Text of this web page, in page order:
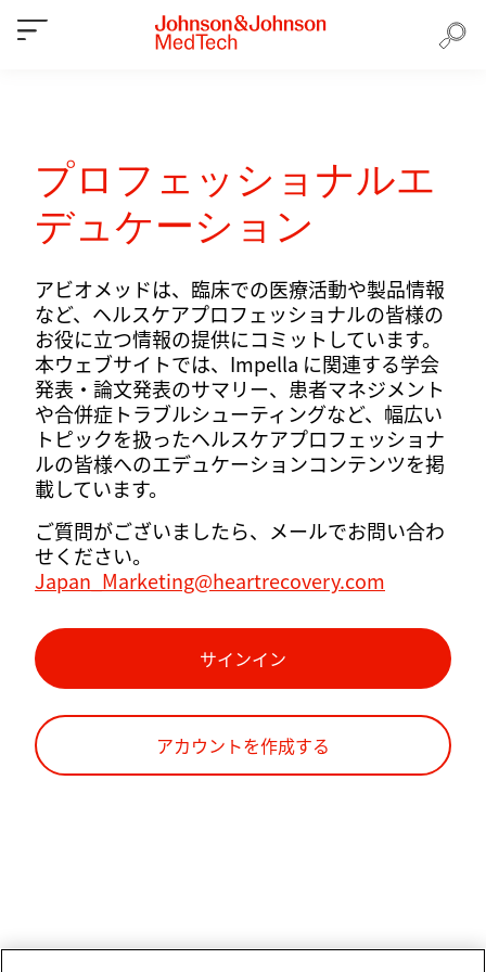
プロフェッショナルエ
デュケーション
アビオメッドは、臨床での医療活動や製品情報
など、ヘルスケアプロフェッショナルの皆様の
お役に立つ情報の提供にコミットしています。
本ウェブサイトでは、Impella に関連する学会
発表・論文発表のサマリー、患者マネジメント
や合併症トラブルシューティングなど、幅広い
トピックを扱ったヘルスケアプロフェッショナ
ルの皆様へのエデュケーションコンテンツを掲
載しています。
ご質問がございましたら、メールでお問い合わ
せください。
Japan_Marketing@heartrecovery.com